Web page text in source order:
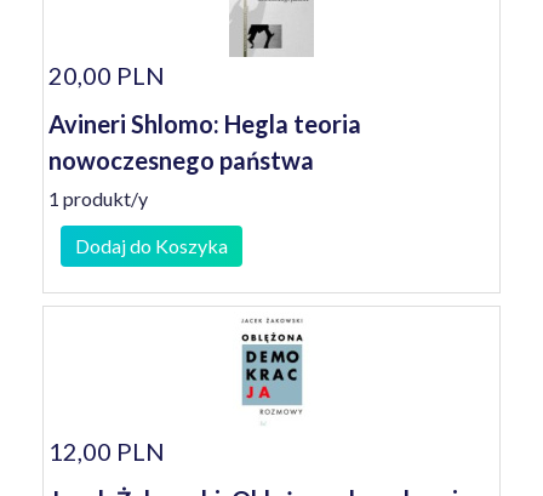
20,00 PLN
Avineri Shlomo: Hegla teoria
nowoczesnego państwa
1 produkt/y
Dodaj do Koszyka
12,00 PLN